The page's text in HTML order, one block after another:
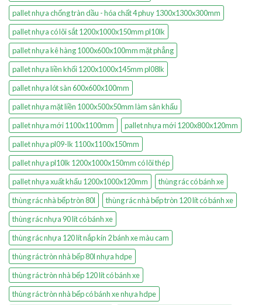
pallet nhựa chống tràn dầu - hóa chất 4 phuy 1300x1300x300mm
pallet nhựa có lõi sắt 1200x1000x150mm pl10lk
pallet nhựa kê hàng 1000x600x100mm mặt phẳng
pallet nhựa liền khối 1200x1000x145mm pl08lk
pallet nhựa lót sàn 600x600x100mm
pallet nhựa mặt liền 1000x500x50mm làm sân khấu
pallet nhựa mới 1100x1100mm
pallet nhựa mới 1200x800x120mm
pallet nhựa pl09-lk 1100x1100x150mm
pallet nhựa pl10lk 1200x1000x150mm có lõi thép
pallet nhựa xuất khẩu 1200x1000x120mm
thùng rác có bánh xe
thùng rác nhà bếp tròn 80l
thùng rác nhà bếp tròn 120 lít có bánh xe
thùng rác nhựa 90 lít có bánh xe
thùng rác nhựa 120 lít nắp kín 2 bánh xe màu cam
thùng rác tròn nhà bếp 80l nhựa hdpe
thùng rác tròn nhà bếp 120 lít có bánh xe
thùng rác tròn nhà bếp có bánh xe nhựa hdpe